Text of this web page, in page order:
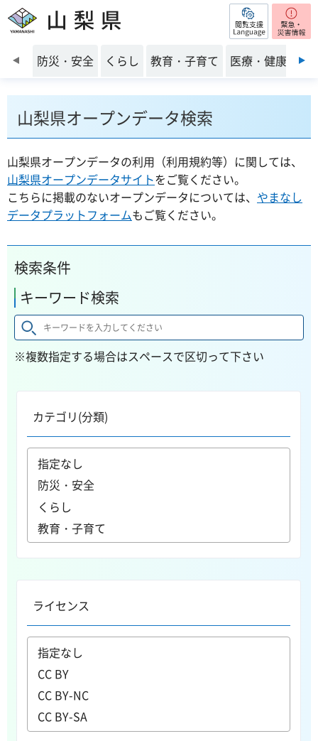
山梨県 閲覧支援
前のスライドを表示
防災・安全 くらし 教育・子育て 医療・健康・福
山梨県オープンデータ検索
山梨県オープンデータの利用（利用規約等）に関しては、
山梨県オープンデータサイトをご覧ください。
こちらに掲載のないオープンデータについては、 やまなし
データプラットフォームもご覧ください。
検索条件
キーワード検索
※複数指定する場合はスペースで区切って下さい
カテゴリ(分類)
ライセンス